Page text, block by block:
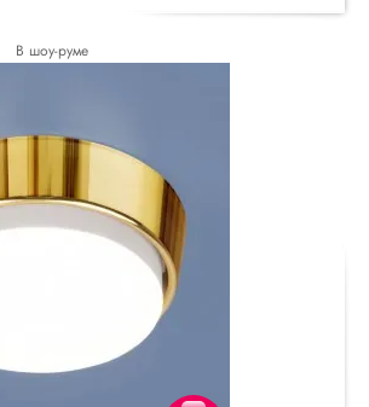
В шоу-руме